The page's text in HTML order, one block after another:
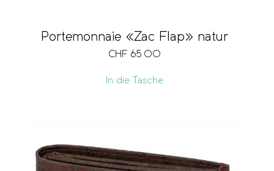
Portemonnaie «Zac Flap» natur
CHF 65.00
In die Tasche